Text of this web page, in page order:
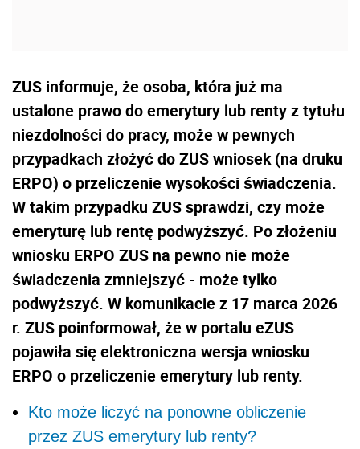
ZUS informuje, że osoba, która już ma
ustalone prawo do emerytury lub renty z tytułu
niezdolności do pracy, może w pewnych
przypadkach złożyć do ZUS wniosek (na druku
ERPO) o przeliczenie wysokości świadczenia.
W takim przypadku ZUS sprawdzi, czy może
emeryturę lub rentę podwyższyć. Po złożeniu
wniosku ERPO ZUS na pewno nie może
świadczenia zmniejszyć - może tylko
podwyższyć. W komunikacie z 17 marca 2026
r. ZUS poinformował, że w portalu eZUS
pojawiła się elektroniczna wersja wniosku
ERPO o przeliczenie emerytury lub renty.
Kto może liczyć na ponowne obliczenie
przez ZUS emerytury lub renty?